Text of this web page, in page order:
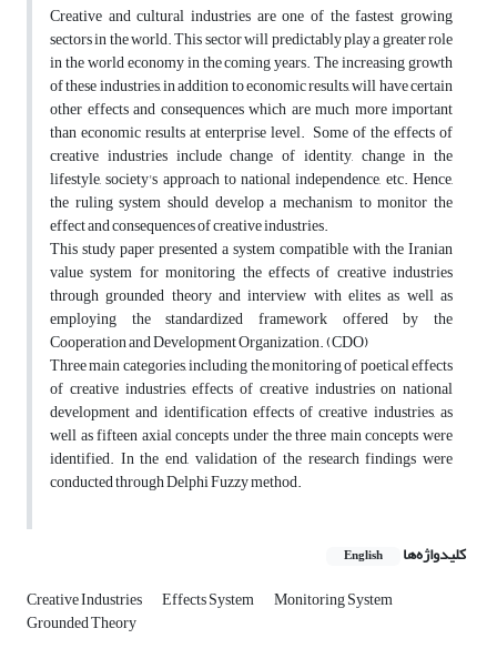
Creative and cultural industries are one of the fastest growing
sectors in the world. This sector will predictably play a greater role
in the world economy in the coming years. The increasing growth
of these industries, in addition to economic results, will have certain
other effects and consequences which are much more important
than economic results at enterprise level. Some of the effects of
creative industries include change of identity, change in the
lifestyle, society's approach to national independence, etc. Hence,
the ruling system should develop a mechanism to monitor the
effect and consequences of creative industries.
This study paper presented a system compatible with the Iranian
value system for monitoring the effects of creative industries
through grounded theory and interview with elites as well as
employing the standardized framework offered by the
Cooperation and Development Organization. (CDO)
Three main categories, including the monitoring of poetical effects
of creative industries, effects of creative industries on national
development and identification effects of creative industries, as
well as fifteen axial concepts under the three main concepts were
identified. In the end, validation of the research findings were
conducted through Delphi Fuzzy method.
کلیدواژه‌ها English
Creative Industries Effects System Monitoring System
Grounded Theory